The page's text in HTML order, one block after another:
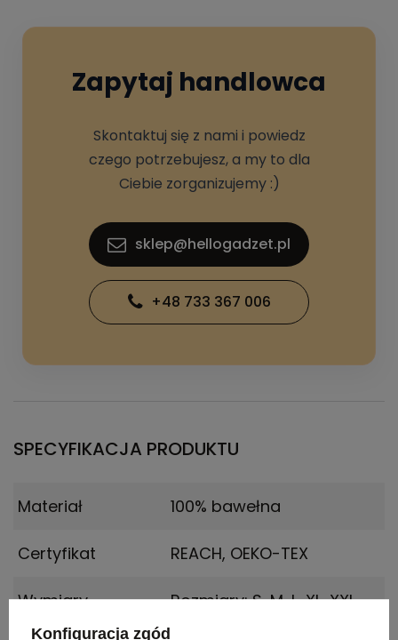
Zapytaj handlowca
Skontaktuj się z nami i powiedz
czego potrzebujesz, a my to dla
Ciebie zorganizujemy :)
sklep@hellogadzet.pl
+48 733 367 006
SPECYFIKACJA PRODUKTU
Materiał 100% bawełna
Certyfikat REACH, OEKO-TEX
Wymiary
Rozmiary: S, M, L, XL, XXL
Konfiguracja zgód